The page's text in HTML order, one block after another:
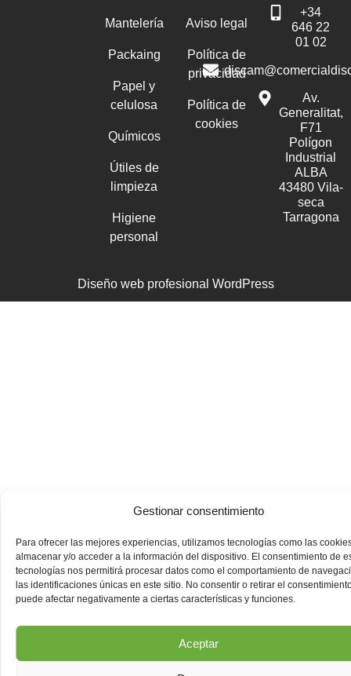
Gestionar consentimiento
Para ofrecer las mejores experiencias, utilizamos tecnologías como las
almacenar y/o acceder a la información del dispositivo. El consentimiento de
tecnologías nos permitirá procesar datos como el comportamiento de
las identificaciones únicas en este sitio. No consentir o retirar el
puede afectar negativamente a ciertas características y funciones.
Aceptar
Mantelería
Packaing
Papel y
celulosa
Químicos
Útiles de
limpieza
Higiene
personal
Aviso legal
Política de
privacidad
Política de
cookies
+34
646 22
01 02
Av.
Generalitat,
F71
Polígon
Industrial
ALBA
43480 Vila-
seca
Tarragona
Diseño web profesional WordPress